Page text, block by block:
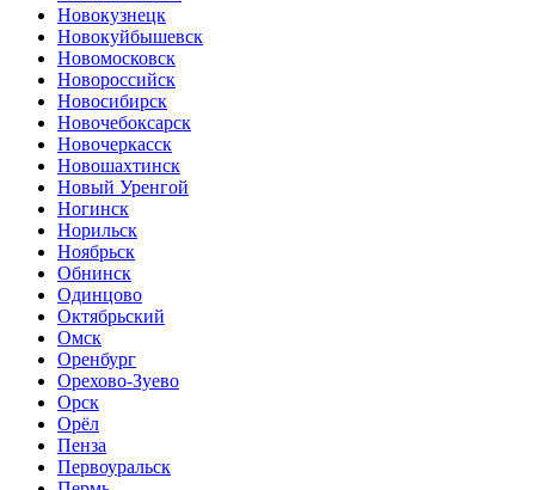
Новокузнецк
Новокуйбышевск
Новомосковск
Новороссийск
Новосибирск
Новочебоксарск
Новочеркасск
Новошахтинск
Новый Уренгой
Ногинск
Норильск
Ноябрьск
Обнинск
Одинцово
Октябрьский
Омск
Оренбург
Орехово-Зуево
Орск
Орёл
Пенза
Первоуральск